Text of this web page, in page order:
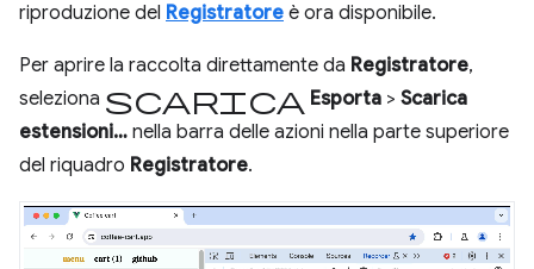
riproduzione del Registratore è ora disponibile.
Per aprire la raccolta direttamente da Registratore,
seleziona Scarica Esporta > Scarica
estensioni… nella barra delle azioni nella parte superiore
del riquadro Registratore.